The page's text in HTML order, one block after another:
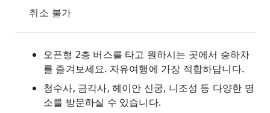
취소 불가
오픈형 2층 버스를 타고 원하시는 곳에서 승하차
를 즐겨보세요. 자유여행에 가장 적합하답니다.
청수사, 금각사, 헤이안 신궁, 니조성 등 다양한 명
소를 방문하실 수 있습니다.